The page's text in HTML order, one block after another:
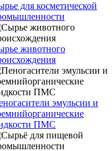
для косметической
животного
эмульсии и
ПМС